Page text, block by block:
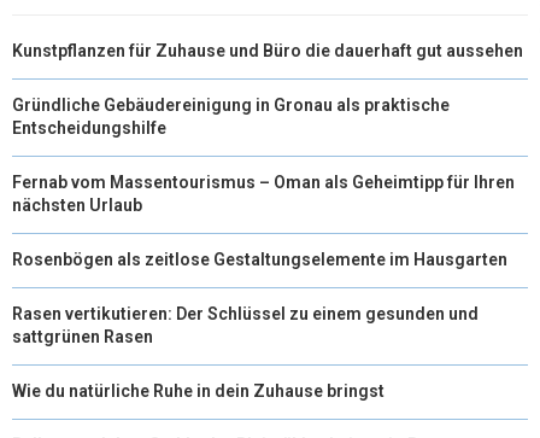
Kunstpflanzen für Zuhause und Büro die dauerhaft gut aussehen
Gründliche Gebäudereinigung in Gronau als praktische
Entscheidungshilfe
Fernab vom Massentourismus – Oman als Geheimtipp für Ihren
nächsten Urlaub
Rosenbögen als zeitlose Gestaltungselemente im Hausgarten
Rasen vertikutieren: Der Schlüssel zu einem gesunden und
sattgrünen Rasen
Wie du natürliche Ruhe in dein Zuhause bringst